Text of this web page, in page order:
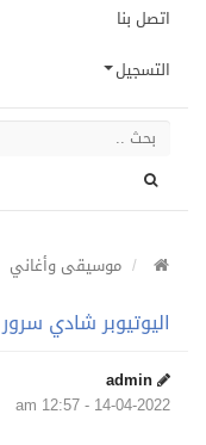
اتصل بنا
التسجيل
موسيقى وأغاني
اليوتيوبر شادي سرور
admin
14-04-2022 - 12:57 am